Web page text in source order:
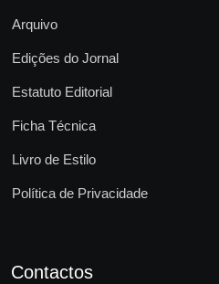
Arquivo
Edições do Jornal
Estatuto Editorial
Ficha Técnica
Livro de Estilo
Política de Privacidade
Contactos